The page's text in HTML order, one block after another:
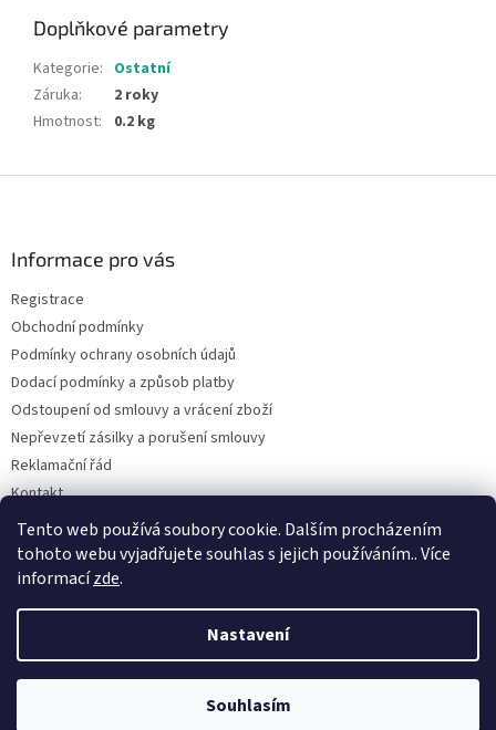
Tento web používá soubory cookie. Dalším procházením
tohoto webu vyjadřujete souhlas s jejich používáním.. Více
informacízde.
Nastavení
Souhlasím
Doplňkové parametry
Kategorie: Ostatní
Záruka:
2 roky
Hmotnost: 0.2 kg
Informace pro vás
Registrace
Obchodní podmínky
Podmínky ochrany osobních údajů
Dodací podmínky a způsob platby
Odstoupení od smlouvy a vrácení zboží
Nepřevzetí zásilky a porušení smlouvy
Reklamační řád
Kontakt
Napište nám
Copyright 2026Dobirkov.cz. Všechna práva vyhrazena.Upravit
nastavení cookies